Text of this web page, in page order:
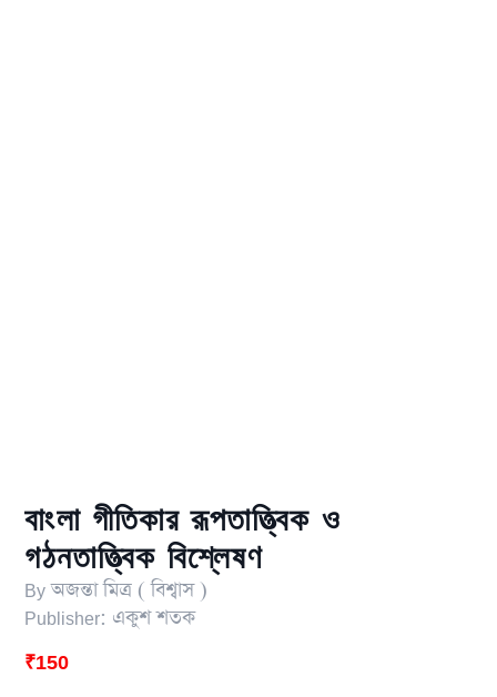
বাংলা গীতিকার রূপতাত্ত্বিক ও
গঠনতাত্ত্বিক বিশ্লেষণ
Byঅজন্তা মিত্র ( বিশ্বাস )
Publisher: একুশ শতক
₹150